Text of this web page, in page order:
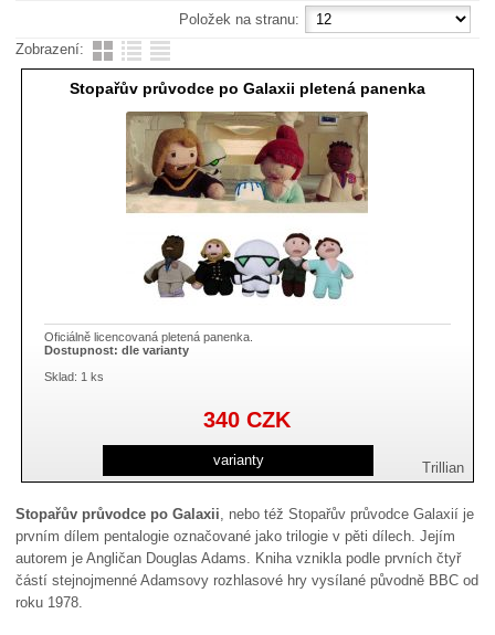
Položek na stranu:
Zobrazení:
Stopařův průvodce po Galaxii pletená panenka
Oficiálně licencovaná pletená panenka.
Dostupnost:dle varianty
Sklad: 1 ks
varianty Trillian
340CZK
Stopařův průvodce po Galaxii, nebo též Stopařův průvodce Galaxií je
prvním dílem pentalogie označované jako trilogie v pěti dílech. Jejím
autorem je Angličan Douglas Adams. Kniha vznikla podle prvních čtyř
částí stejnojmenné Adamsovy rozhlasové hry vysílané původně BBC od
roku 1978.